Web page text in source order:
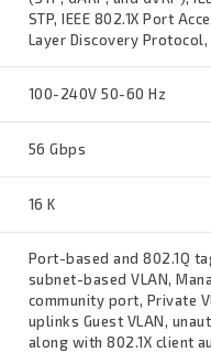
STP, IEEE 802.1X Port
Layer Discovery Protocol,
100-240V 50-60 Hz
56 Gbps
16 K
Port-based and 802.1Q
subnet-based VLAN,
community port, Private
uplinks Guest VLAN,
along with 802.1X client